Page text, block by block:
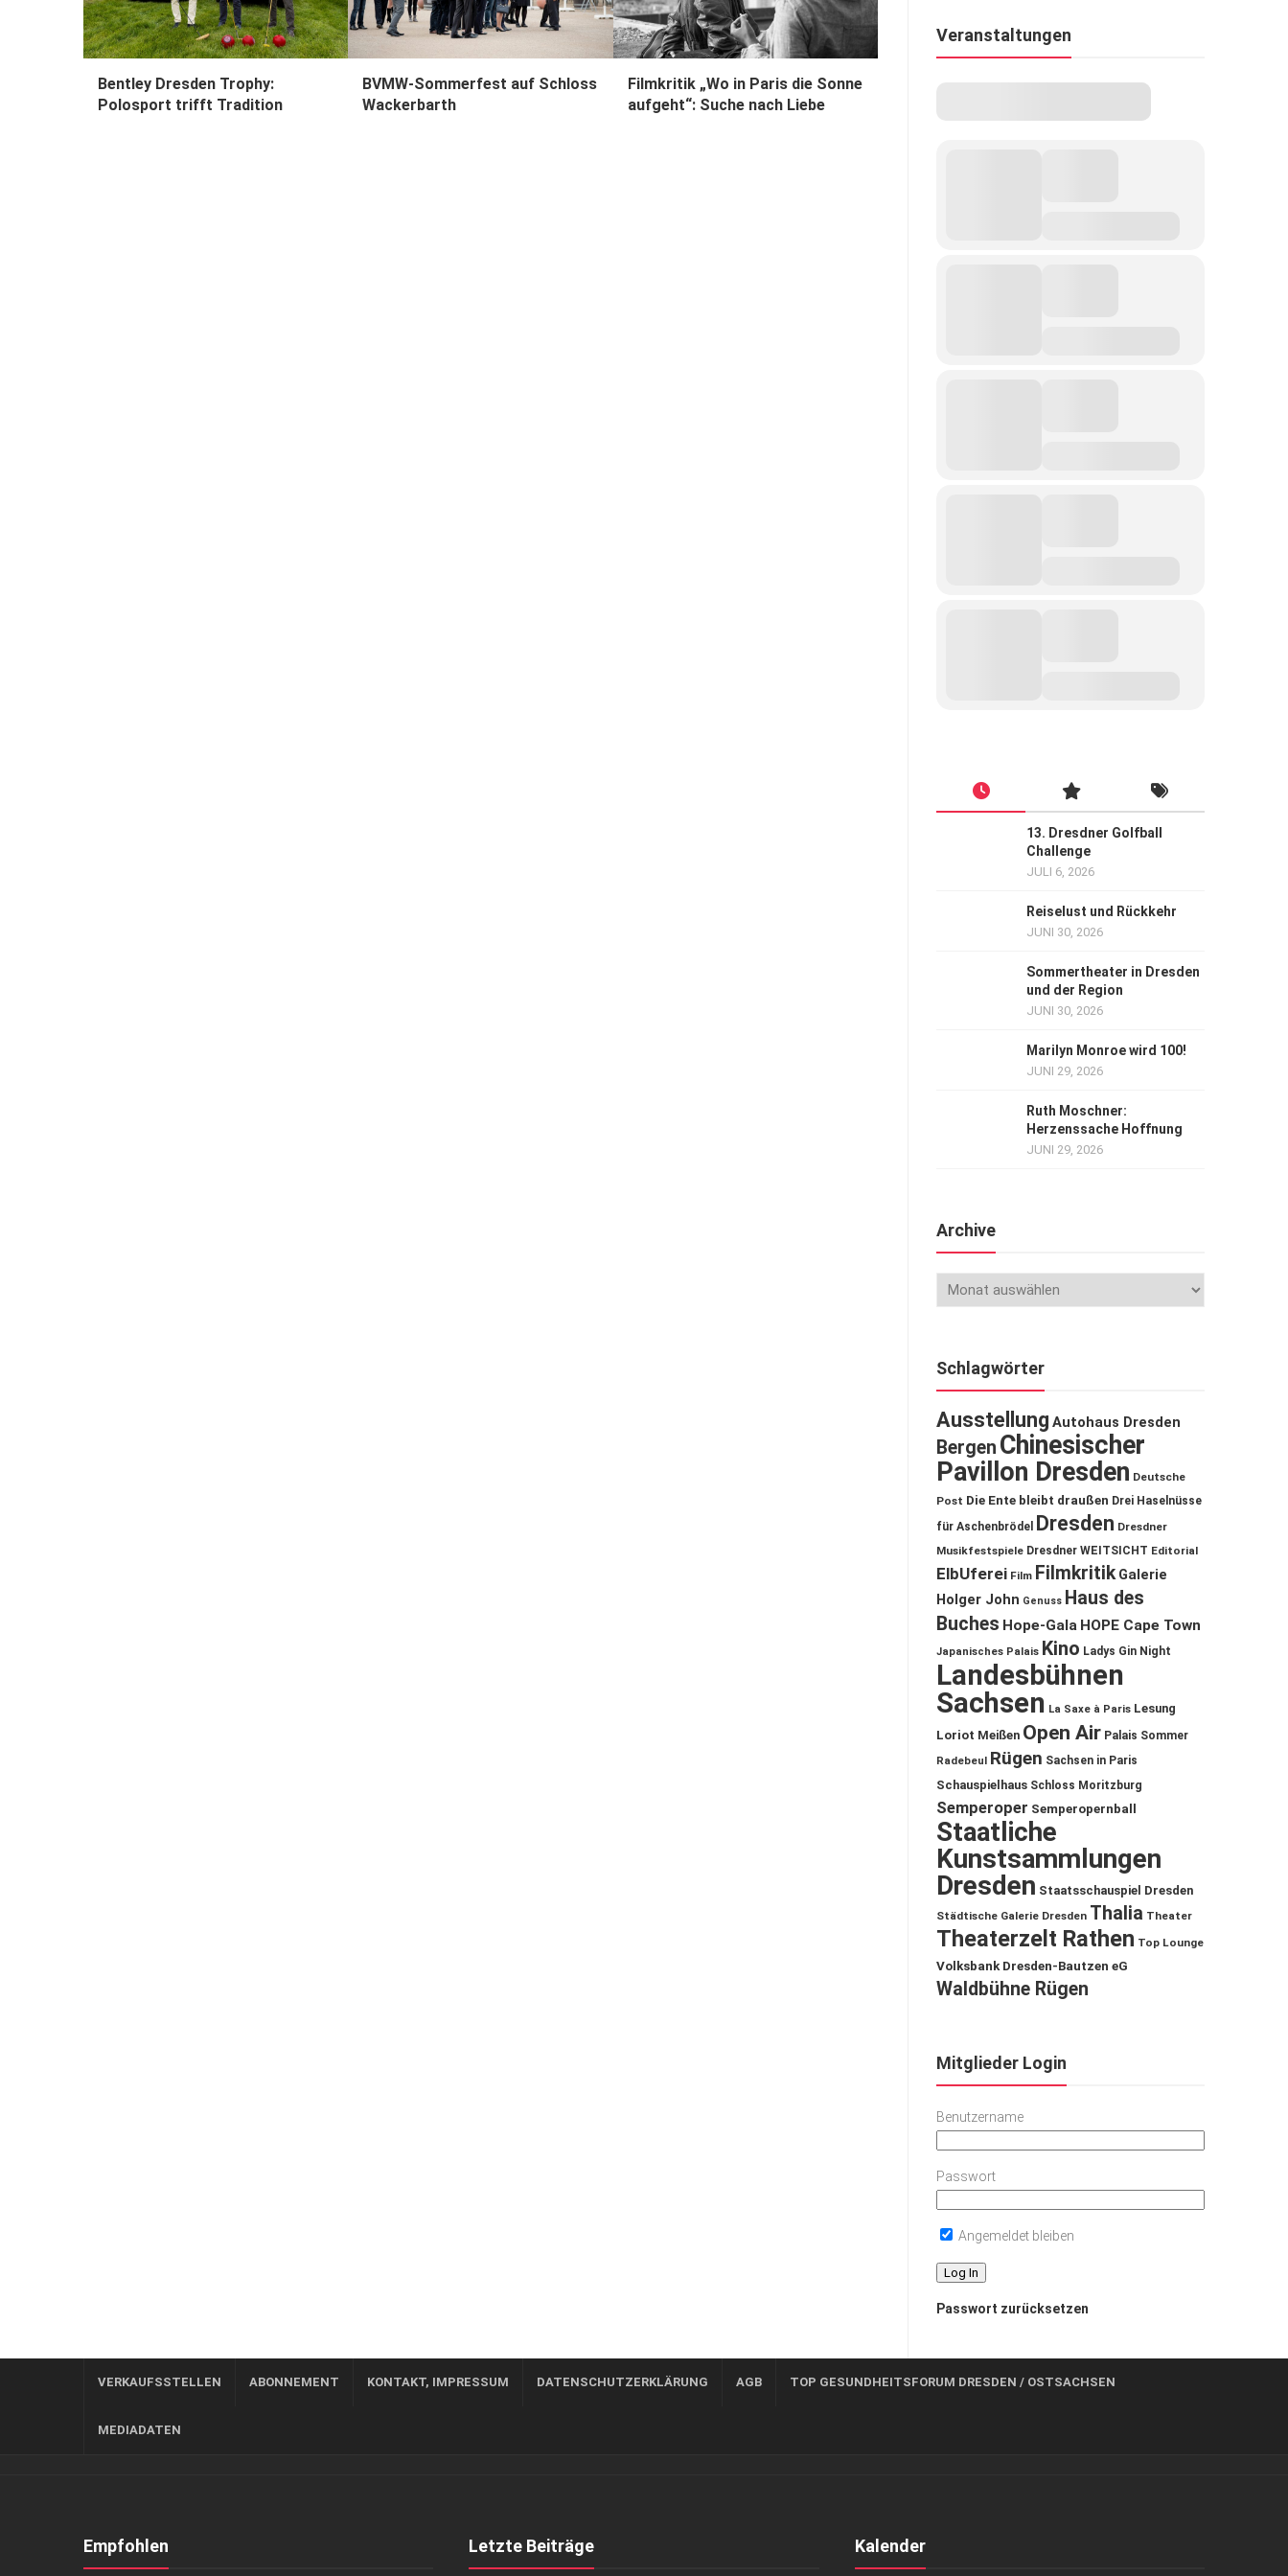
Bentley Dresden Trophy:
Polosport trifft Tradition
BVMW-Sommerfest auf Schloss
Wackerbarth
Filmkritik „Wo in Paris die Sonne
aufgeht“: Suche nach Liebe
Veranstaltungen
13. Dresdner Golfball
Challenge
JULI 6, 2026
Reiselust und Rückkehr
JUNI 30, 2026
Sommertheater in Dresden
und der Region
JUNI 30, 2026
Marilyn Monroe wird 100!
JUNI 29, 2026
Ruth Moschner:
Herzenssache Hoffnung
JUNI 29, 2026
Archive
Schlagwörter
Ausstellung Autohaus Dresden
Bergen Chinesischer
Pavillon Dresden Deutsche
Post Die Ente bleibt draußen Drei Haselnüsse
für Aschenbrödel
Dresden Dresdner
Musikfestspiele Dresdner WEITSICHT Editorial
ElbUferei Film Filmkritik Galerie
Holger John Genuss Haus des
Buches Hope-Gala HOPE Cape Town
Japanisches Palais Kino Ladys Gin Night
Landesbühnen
Sachsen La Saxe à Paris Lesung
Loriot Meißen Open Air Palais Sommer
Radebeul Rügen Sachsen in Paris
Schauspielhaus Schloss Moritzburg
Semperoper Semperopernball
Staatliche
Kunstsammlungen
Dresden Staatsschauspiel Dresden
Städtische Galerie Dresden Thalia Theater
Theaterzelt Rathen Top Lounge
Volksbank Dresden-Bautzen eG
Waldbühne Rügen
Mitglieder Login
Benutzername
Passwort
Angemeldet bleiben
Passwort zurücksetzen
VERKAUFSSTELLEN ABONNEMENT KONTAKT, IMPRESSUM DATENSCHUTZERKLÄRUNG AGB TOP GESUNDHEITSFORUM DRESDEN / OSTSACHSEN
MEDIADATEN
Empfohlen Letzte Beiträge Kalender